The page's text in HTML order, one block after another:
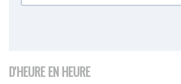
D'HEURE EN HEURE